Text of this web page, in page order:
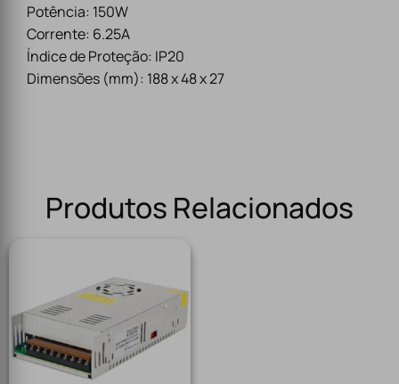
Potência: 150W
Corrente: 6.25A
Índice de Proteção: IP20
Dimensões (mm): 188 x 48 x 27
Produtos Relacionados